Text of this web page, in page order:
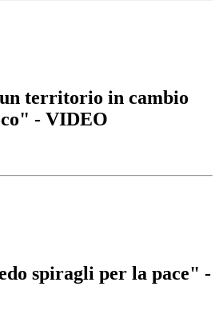
territorio in cambio
- VIDEO
spiragli per la pace" -